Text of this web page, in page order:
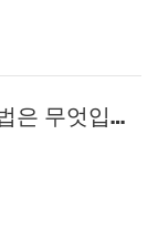
늘 Ryan은 미래
할 것입니다. 1ã
세입니다 , 전기
제품의 직렬화
품을 업그레이
비가 올 때 지게차를 보호하는 방법은 무엇입니까?